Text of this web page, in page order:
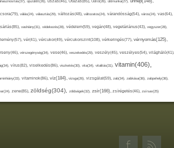
újszülött(26), úszás(46), Utazás(85), Üdítő(26), ülőmunka(27),
válás(24), választás(29), változás(48), változatos(24), várandósság(54), város(24), vas(64),
vashiány(31), védekezés(28), védelem(59), vegán(48), vegetáriánus(43), vegyszer(28),
vér(41), vércukor(49), vércukorszint(108), vérkeringés(77), vérnyomás(125),
vérszegénység(34), vese(46), veszekedés(29), veszély(45), veszélyes(54), világháló(41),
vírus(82), viselkedés(86), viszketés(30), vita(34), vitalitás(31), vitamin(406),
vitaminok(86), víz(184), vizsga(26), vizsgálat(59), zab(34), zabkása(36), zabpehely(36),
zene(85), zöldség(304), zöldségek(32), zsír(166), zsírégetés(46), zsírsav(25)